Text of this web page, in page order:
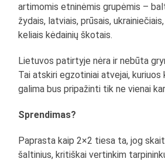
artimomis etninėmis grupėmis –
žydais, latviais, prūsais,
keliais kėdainių škotais.
Lietuvos patirtyje nėra ir nebūta
Tai atskiri egzotiniai atvejai,
galima bus pripažinti tik ne vienai
Sprendimas?
Paprasta kaip 2×2 tiesa ta, jog
šaltinius, kritiškai vertinkim